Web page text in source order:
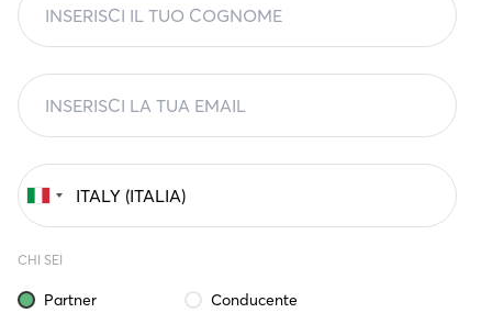
CHI SEI
Partner Conducente